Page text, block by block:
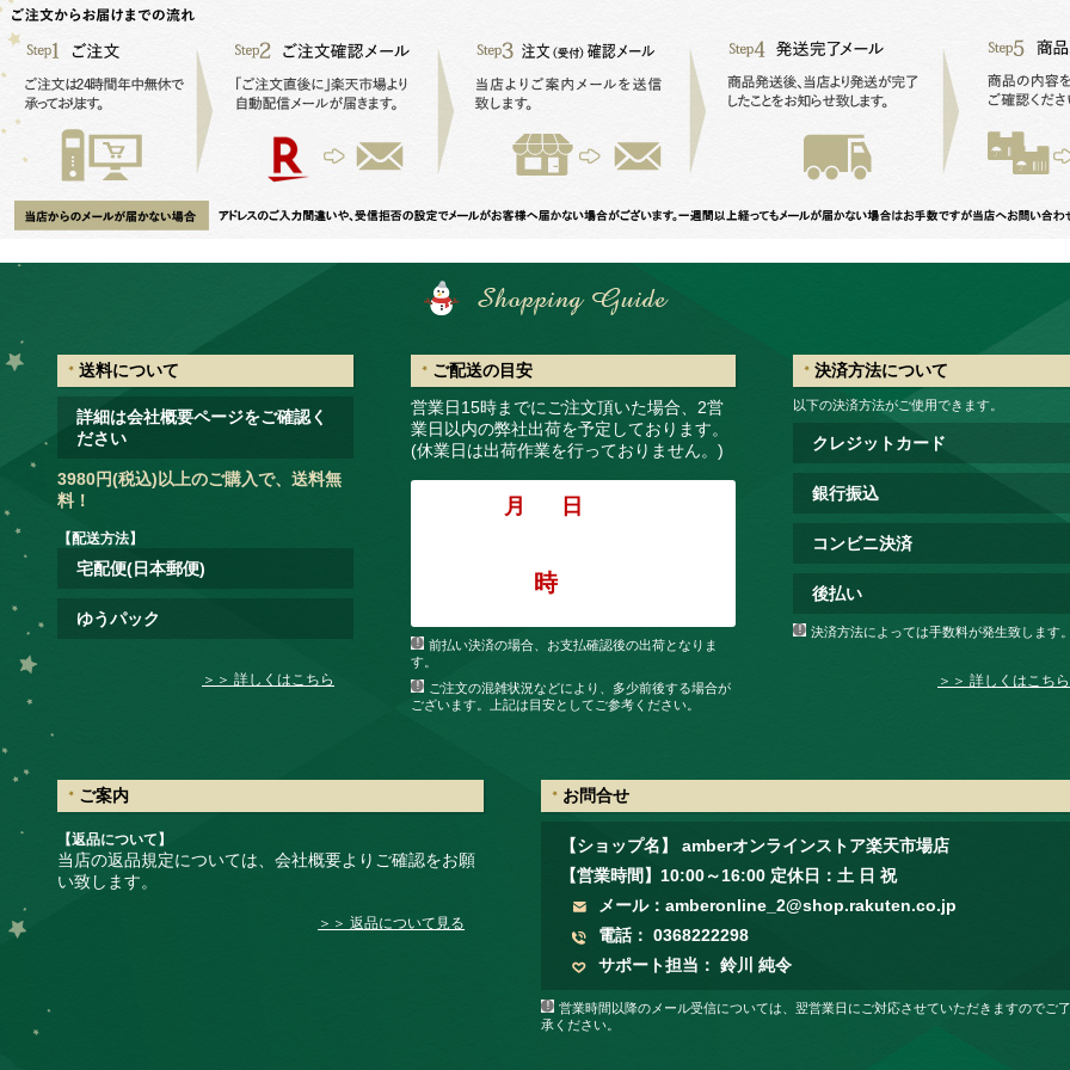
送料について
詳細は会社概要ページをご確認く
ださい
3980円(税込)以上のご購入で、 送料無
料！
【配送方法】
宅配便(日本郵便)
ゆうパック
＞＞ 詳しくはこちら
ご配送の目安
営業日15時までにご注文頂いた場合、2営
業日以内の弊社出荷を予定しております。
(休業日は出荷作業を行っておりません。)
前払い決済の場合、お支払確認後の出荷となりま
す。
ご注文の混雑状況などにより、多少前後する場合が
ございます。上記は目安としてご参考ください。
決済方法について
以下の決済方法がご使用できます。
クレジットカード
銀行振込
コンビニ決済
後払い
決済方法によっては手数料が発生致します
＞＞ 詳しくはこちら
ご案内
【返品について】
当店の返品規定については、会社概要よりご確認をお願
い致します。
＞＞ 返品について見る
お問合せ
【ショップ名】 amberオンラインストア楽天市場店
【営業時間】10:00～16:00 定休日 ：土 日 祝
メール：amberonline_2@shop.rakuten.co.jp
電話： 0368222298
サポート担当： 鈴川 純令
営業時間以降のメール受信については、翌営業日にご対応させていただきますのでご
承ください。